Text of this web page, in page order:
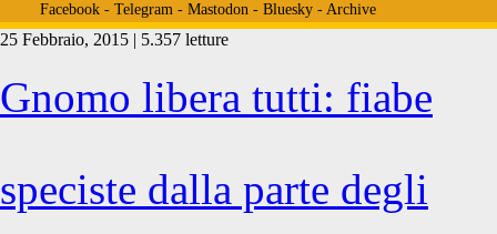
Facebook- Telegram- Mastodon- Bluesky- Archive
Tag:
<span>Nuova
25 Febbraio, 2015 | 5.357 letture
Gnomo libera tutti: fiabe
speciste dalla parte degli